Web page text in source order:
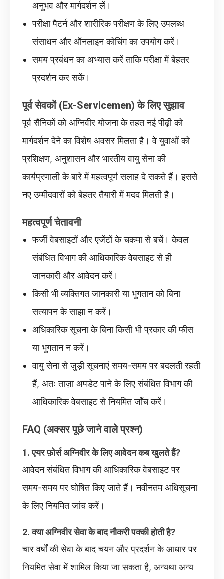
अनुभव और मार्गदर्शन लें।
परीक्षा पैटर्न और शारीरिक परीक्षण के लिए उपलब्ध
संसाधन और ऑनलाइन कोचिंग का उपयोग करें।
समय प्रबंधन का अभ्यास करें ताकि परीक्षा में बेहतर
प्रदर्शन कर सकें।
पूर्व सेवकों (Ex-Servicemen) के लिए सुझाव
पूर्व सैनिकों को अग्निवीर योजना के तहत नई पीढ़ी को
मार्गदर्शन देने का विशेष अवसर मिलता है। वे युवाओं को
प्रशिक्षण, अनुशासन और भारतीय वायु सेना की
कार्यप्रणाली के बारे में महत्वपूर्ण सलाह दे सकते हैं। इससे
नए उम्मीदवारों को बेहतर तैयारी में मदद मिलती है।
महत्वपूर्ण चेतावनी
फर्जी वेबसाइटों और एजेंटों के चकमा से बचें। केवल
संबंधित विभाग की आधिकारिक वेबसाइट से ही
जानकारी और आवेदन करें।
किसी भी व्यक्तिगत जानकारी या भुगतान को बिना
सत्यापन के साझा न करें।
अधिकारिक सूचना के बिना किसी भी प्रकार की फीस
या भुगतान न करें।
वायु सेना से जुड़ी सूचनाएं समय-समय पर बदलती रहती
हैं, अतः ताज़ा अपडेट पाने के लिए संबंधित विभाग की
आधिकारिक वेबसाइट से नियमित जाँच करें।
FAQ (अक्सर पूछे जाने वाले प्रश्न)
1. एयर फ़ोर्स अग्निवीर के लिए आवेदन कब खुलते हैं?
आवेदन संबंधित विभाग की आधिकारिक वेबसाइट पर
समय-समय पर घोषित किए जाते हैं। नवीनतम अधिसूचना
के लिए नियमित जांच करें।
2. क्या अग्निवीर सेवा के बाद नौकरी पक्की होती है?
चार वर्षों की सेवा के बाद चयन और प्रदर्शन के आधार पर
नियमित सेवा में शामिल किया जा सकता है, अन्यथा अन्य